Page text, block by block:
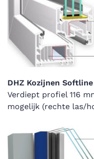
DHZ Kozijnen
Verdiept profiel 116
mogelijk (rechte las/